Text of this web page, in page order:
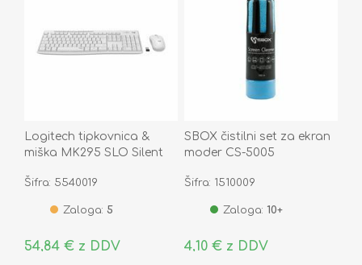
Logitech tipkovnica &
miška MK295 SLO Silent
009824
Šifra: 5540019
Zaloga: 5
54,84 € z DDV
SBOX čistilni set za ekran
moder CS-5005
Šifra: 1510009
Zaloga: 10+
4,10 € z DDV